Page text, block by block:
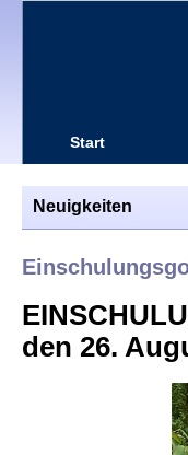
Start
Neuigkeiten
den 26.